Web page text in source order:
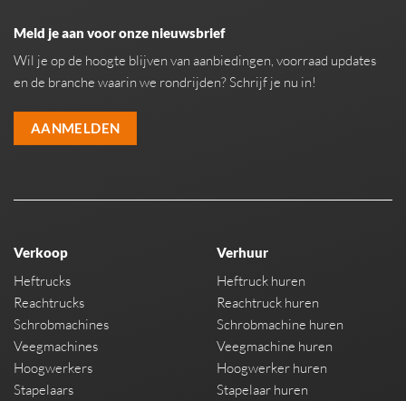
Meld je aan voor onze nieuwsbrief
Wil je op de hoogte blijven van aanbiedingen, voorraad updates
en de branche waarin we rondrijden? Schrijf je nu in!
AANMELDEN
Verkoop
Heftrucks
Reachtrucks
Schrobmachines
Veegmachines
Hoogwerkers
Stapelaars
Verhuur
Heftruck huren
Reachtruck huren
Schrobmachine huren
Veegmachine huren
Hoogwerker huren
Stapelaar huren